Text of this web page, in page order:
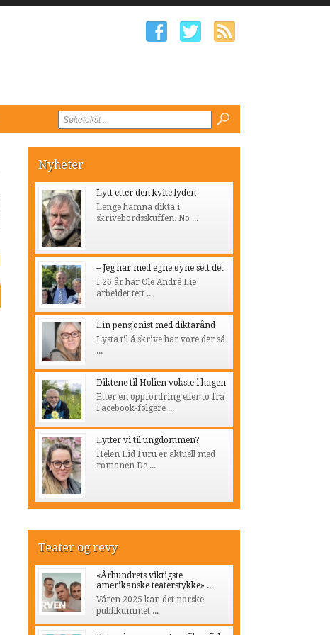
Nyheter
Lytt etter den kvite lyden
Lenge hamna dikta i
skrivebordsskuffen. No ...
– Jeg har med egne øyne sett det
I 26 år har Ole André Lie
arbeidet tett ...
Ein pensjonist med diktarånd
Lysta til å skrive har vore der så
...
Diktene til Holien vokste i hagen
Etter en oppfordring eller to fra
Facebook-følgere ...
Lytter vi til ungdommen?
Helen Lid Furu er aktuell med
romanen De ...
Teater og revy
«Århundrets viktigste
amerikanske teaterstykke» ...
Våren 2025 kan det norske
publikummet ...